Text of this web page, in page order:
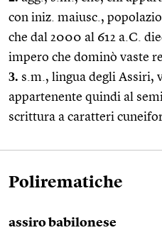
con iniz. maiusc.,
che dal 2000 al 612 a.C.
impero che dominò vaste
3. s.m., lingua degli Assiri,
appartenente quindi al
scrittura a caratteri
Polirematiche
assiro babilonese